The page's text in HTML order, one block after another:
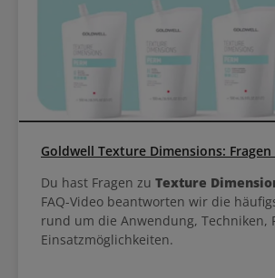
Goldwell Texture Dimensions:
Du hast Fragen zu Texture
FAQ-Video beantworten wir die
rund um die Anwendung, Techniken,
Einsatzmöglichkeiten.